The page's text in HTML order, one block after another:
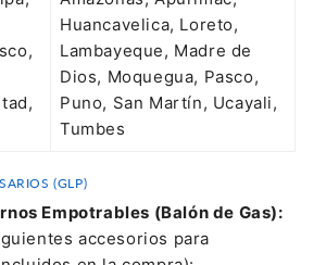
Huancavelica, Loreto,
Lambayeque, Madre de
Dios, Moquegua, Pasco,
Puno, San Martín, Ucayali,
Tumbes
(GLP)
Empotrables (Balón de Gas):
accesorios para